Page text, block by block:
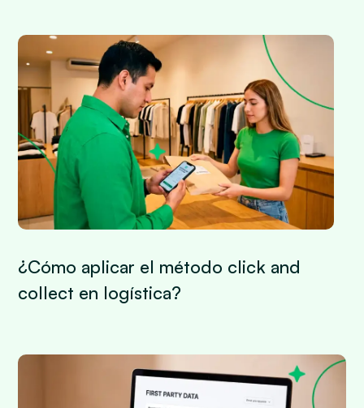
¿Cómo aplicar el método click and
collect en logística?